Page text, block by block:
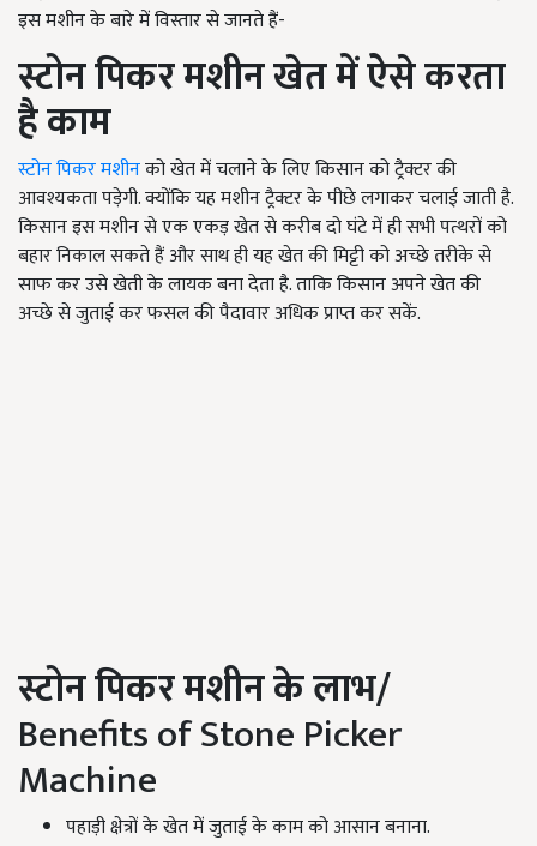
इस मशीन के बारे में विस्तार से जानते हैं-
स्टोन पिकर मशीन खेत में ऐसे करता
है काम
स्टोन पिकर मशीनको खेत में चलाने के लिए किसान को ट्रैक्टर की
आवश्यकता पड़ेगी. क्योंकि यह मशीन ट्रैक्टर के पीछे लगाकर चलाई जाती है.
किसान इस मशीन से एक एकड़ खेत से करीब दो घंटे में ही सभी पत्थरों को
बहार निकाल सकते हैं और साथ ही यह खेत की मिट्टी को अच्छे तरीके से
साफ कर उसे खेती के लायक बना देता है. ताकि किसान अपने खेत की
अच्छे से जुताई कर फसल की पैदावार अधिक प्राप्त कर सकें.
स्टोन पिकर मशीन के लाभ/
Benefits of Stone Picker
Machine
पहाड़ी क्षेत्रों के खेत में जुताई के काम को आसान बनाना.